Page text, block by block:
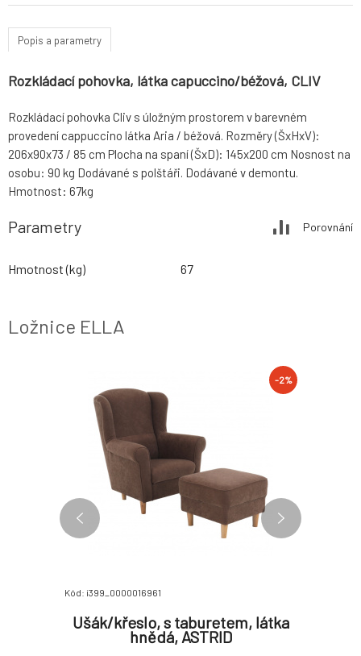
Popis a parametry
Rozkládací pohovka, látka capuccino/béžová, CLIV
Rozkládací pohovka Cliv s úložným prostorem v barevném
provedení cappuccino látka Aria / béžová. Rozměry (ŠxHxV):
206x90x73 / 85 cm Plocha na spaní (ŠxD): 145x200 cm Nosnost na
osobu: 90 kg Dodávané s polštáři. Dodávané v demontu.
Hmotnost: 67kg
Parametry Porovnání
Hmotnost (kg) 67
Ložnice ELLA
-2%
Kód: i399_0000016961
Ušák/křeslo, s taburetem, látka
hnědá, ASTRID